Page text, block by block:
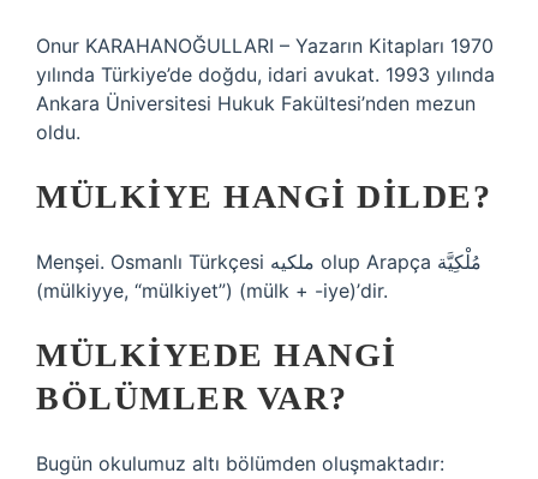
Onur KARAHANOĞULLARI – Yazarın Kitapları 1970
yılında Türkiye’de doğdu, idari avukat. 1993 yılında
Ankara Üniversitesi Hukuk Fakültesi’nden mezun
oldu.
MÜLKIYE HANGI DILDE?
Menşei. Osmanlı Türkçesi ملكيه‎ olup Arapça مُلْكِيَّة‎
(mülkiyye, “mülkiyet”) (mülk + -iye)’dir.
MÜLKIYEDE HANGI
BÖLÜMLER VAR?
Bugün okulumuz altı bölümden oluşmaktadır: